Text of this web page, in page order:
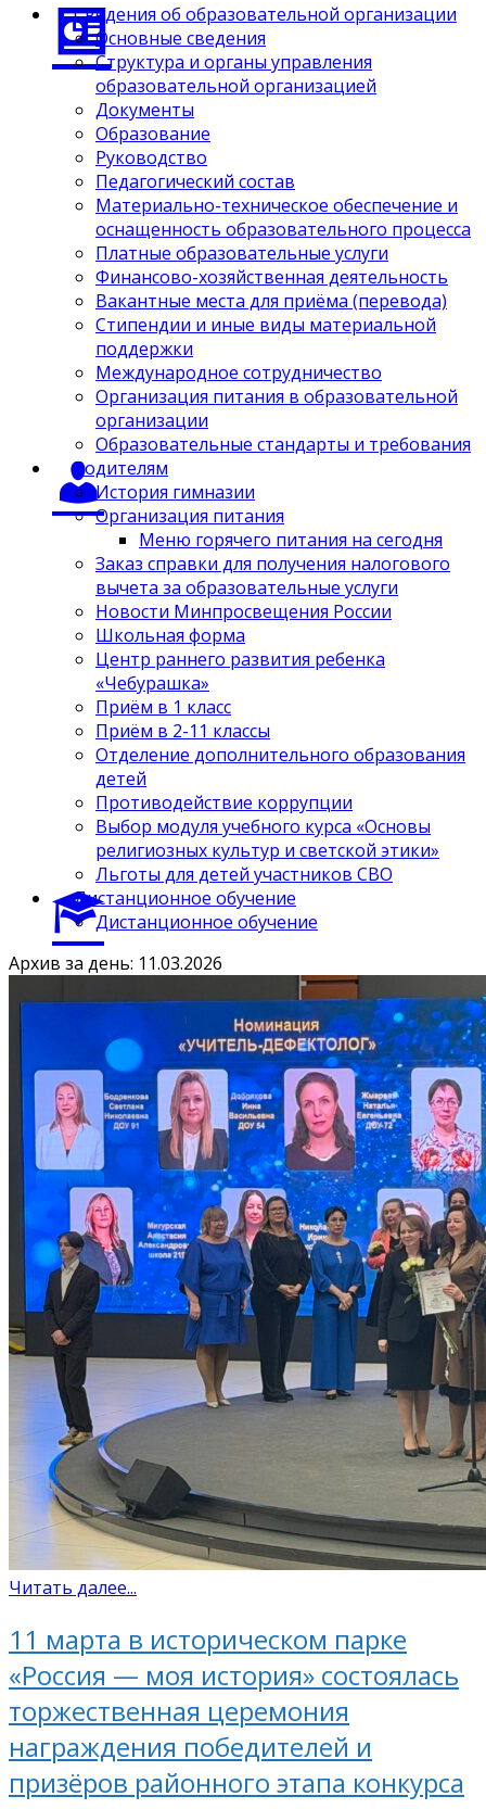
Сведения об образовательной организации
Основные сведения
Структура и органы управления
образовательной организацией
Документы
Образование
Руководство
Педагогический состав
Материально-техническое обеспечение и
оснащенность образовательного процесса
Платные образовательные услуги
Финансово-хозяйственная деятельность
Вакантные места для приёма (перевода)
Стипендии и иные виды материальной
поддержки
Международное сотрудничество
Организация питания в образовательной
организации
Образовательные стандарты и требования
Родителям
История гимназии
Организация питания
Меню горячего питания на сегодня
Заказ справки для получения налогового
вычета за образовательные услуги
Новости Минпросвещения России
Школьная форма
Центр раннего развития ребенка
«Чебурашка»
Приём в 1 класс
Приём в 2-11 классы
Отделение дополнительного образования
детей
Противодействие коррупции
Выбор модуля учебного курса «Основы
религиозных культур и светской этики»
Льготы для детей участников СВО
Дистанционное обучение
Дистанционное обучение
Архив за день: 11.03.2026
Читать далее...
11 марта в историческом парке
«Россия — моя история» состоялась
торжественная церемония
награждения победителей и
призёров районного этапа конкурса